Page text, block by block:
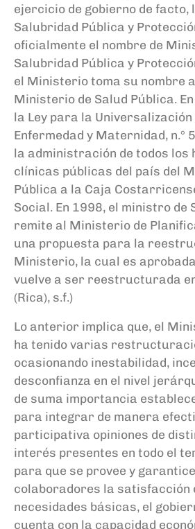
ejercicio de gobierno de facto,
Salubridad Pública y
oficialmente el nombre de
Salubridad Pública y
el Ministerio toma su nombre
Ministerio de Salud Pública.
la Ley para la Universalización
Enfermedad y Maternidad, n.°
la administración de todos los
clínicas públicas del país del
Pública a la Caja
Social. En 1998, el ministro de
remite al Ministerio de
una propuesta para la
Ministerio, la cual es
vuelve a ser reestructurada
(Rica), s.f.)
Lo anterior implica que, el
ha tenido varias
ocasionando inestabilidad,
desconfianza en el nivel
de suma importancia
para integrar de manera
participativa opiniones de
interés presentes en todo el
para que se provee y
colaboradores la satisfacción
necesidades básicas, el
cuenta con la capacidad